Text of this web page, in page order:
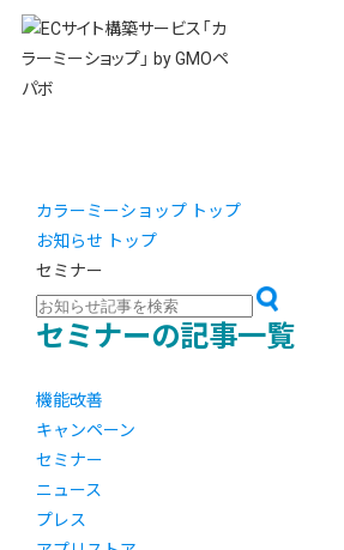
カラーミーショップ トップ
お知らせ トップ
セミナー
セミナーの記事一覧
機能改善
キャンペーン
セミナー
ニュース
プレス